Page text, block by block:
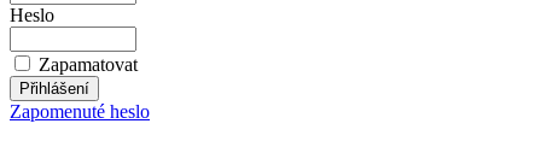
Heslo
Zapamatovat
Zapomenuté heslo